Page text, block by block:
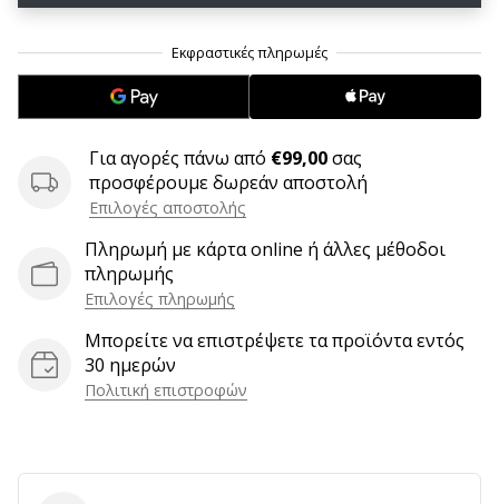
δικό
σας
ιστότοπο,
ιστολόγιο,
στο
Facebook
φόρουμ
συζητήσεων;
Αφήστε
σας
αποφέρουν
Για αγορές πάνω από €99,00σας
προσφέρουμε δωρεάν αποστολή
Επιλογές αποστολής
Πληρωμή με κάρτα online ή άλλες μέθοδοι
πληρωμής
Επιλογές πληρωμής
Μπορείτε να επιστρέψετε τα προϊόντα εντός
30 ημερών
Πολιτική επιστροφών